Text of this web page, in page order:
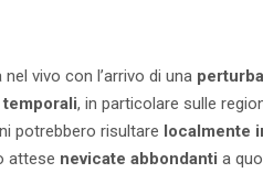
nel vivo con l’arrivo di una
, in particolare sulle
potrebbero risultare localmente
attese nevicate abbondanti a